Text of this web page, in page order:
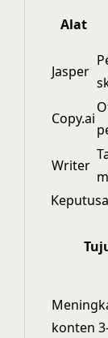
Alat
Jasper
Copy.ai
Writer
konten